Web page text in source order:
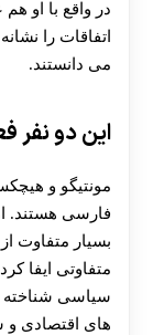
در واقع با او
اتفاقات را
می‌ دانستند.
این دو نفر
مونتیگو و
فارسی هستند.
بسیار متفاوت
متفاوتی ایفا
سیاسی‌ شناخته
های اقتصادی